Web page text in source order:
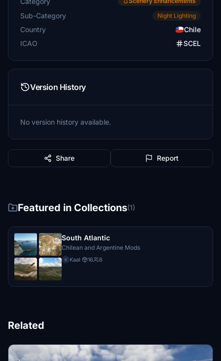
Sub-Category Night Lighting
Country
Chile
ICAO
SCEL
Version History
No version history available.
Share Report
Featured in Collections(1)
South Atlantic
Chilean and Argentine Mods
K Kaal· 16 6
Related